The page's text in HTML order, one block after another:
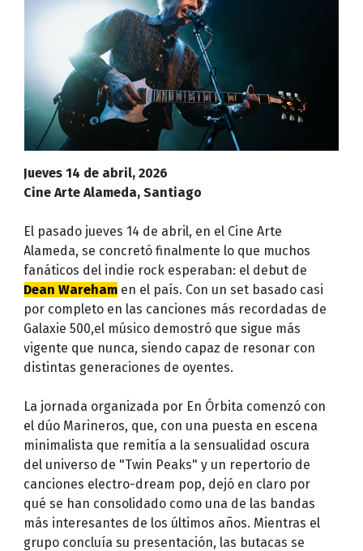
Jueves 14 de abril, 2026
Cine Arte Alameda, Santiago
El pasado jueves 14 de abril, en el Cine Arte
Alameda, se concretó finalmente lo que muchos
fanáticos del indie rock esperaban: el debut de
Dean Warehamen el país. Con un set basado casi
por completo en las canciones más recordadas de
Galaxie 500,el músico demostró que sigue más
vigente que nunca, siendo capaz de resonar con
distintas generaciones de oyentes.
La jornada organizada por En Órbita comenzó con
el dúo Marineros, que, con una puesta en escena
minimalista que remitía a la sensualidad oscura
del universo de "Twin Peaks" y un repertorio de
canciones electro-dream pop, dejó en claro por
qué se han consolidado como una de las bandas
más interesantes de los últimos años. Mientras el
grupo concluía su presentación, las butacas se